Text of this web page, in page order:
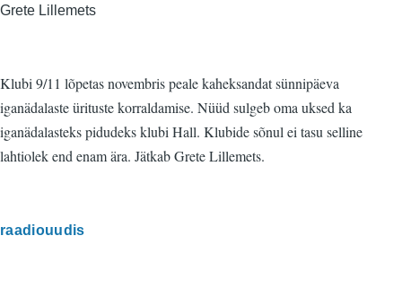
Grete Lillemets
Klubi 9/11 lõpetas novembris peale kaheksandat sünnipäeva
iganädalaste ürituste korraldamise. Nüüd sulgeb oma uksed ka
iganädalasteks pidudeks klubi Hall. Klubide sõnul ei tasu selline
lahtiolek end enam ära. Jätkab Grete Lillemets.
raadiouudis